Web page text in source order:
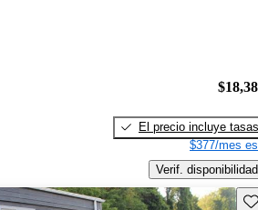
El precio incluye tasas
$377/mes
Verif. disponibilidad